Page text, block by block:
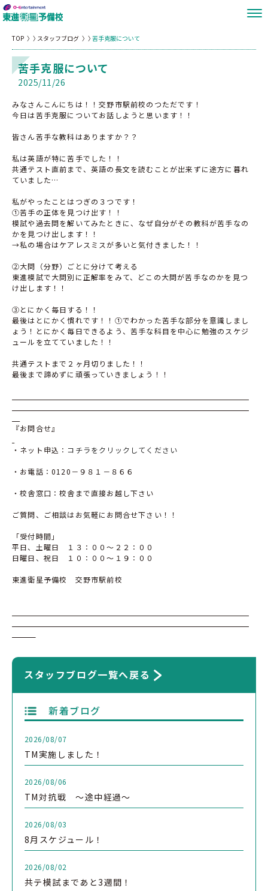
TOP スタッフブログ 苦手克服について
苦手克服について
2025/11/26
みなさんこんにちは！！交野市駅前校のつただです！
今日は苦手克服についてお話しようと思います！！
皆さん苦手な教科はありますか？？
私は英語が特に苦手でした！！
共通テスト直前まで、英語の長文を読むことが出来ずに途方に暮れ
ていました…
私がやったことはつぎの３つです！
①苦手の正体を見つけ出す！！
模試や過去問を解いてみたときに、なぜ自分がその教科が苦手なの
かを見つけ出します！！
→私の場合はケアレスミスが多いと気付きました！！
②大問（分野）ごとに分けて考える
東進模試で大問別に正解率をみて、どこの大問が苦手なのかを見つ
け出します！！
③とにかく毎日する！！
最後はとにかく慣れです！！①でわかった苦手な部分を意識しまし
ょう！とにかく毎日できるよう、苦手な科目を中心に勉強のスケジ
ュールを立てていました！！
共通テストまで２ヶ月切りました！！
最後まで諦めずに頑張っていきましょう！！
『お問合せ』
・ネット申込： コチラをクリックしてください
・お電話： 0120 －９８１－８６６
・校舎窓口：校舎まで直接お越し下さい
ご質問、ご相談はお気軽にお問合せ下さい！！
「受付時間」
平日、土曜日 １３：００～２２：００
日曜日、祝日 １０：００～１９：００
東進衛星予備校 交野市駅前校
スタッフブログ一覧へ戻る
新着ブログ
2026/08/07
TM実施しました！
2026/08/06
TM対抗戦 ～途中経過～
2026/08/03
8月スケジュール！
2026/08/02
共テ模試まであと3週間！